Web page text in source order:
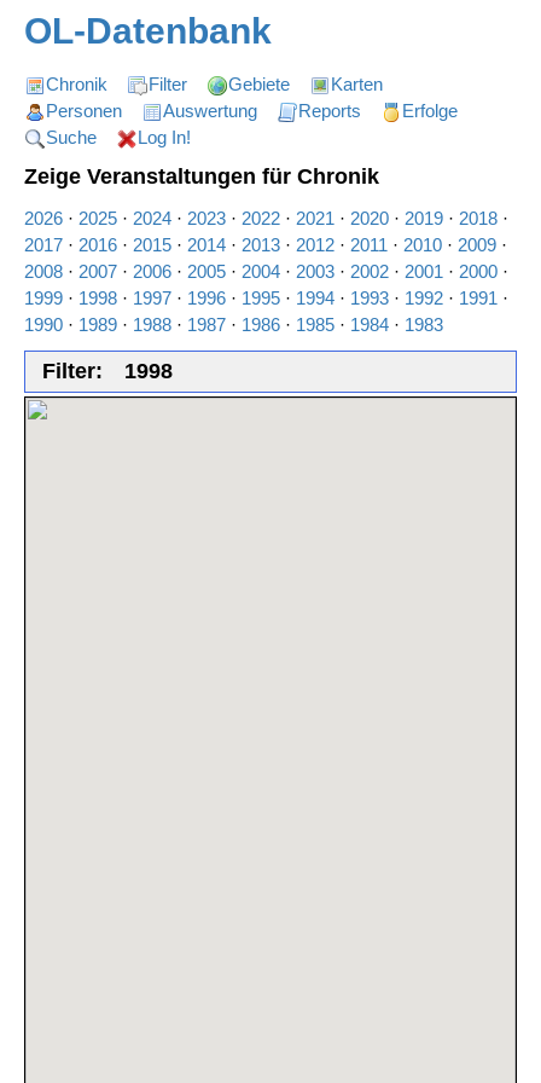
OL-Datenbank
Chronik Filter Gebiete
Karten
Personen
Auswertung Reports
Erfolge
Suche
Log In!
Zeige Veranstaltungen für Chronik
2026 · 2025 · 2024 · 2023 · 2022 · 2021 · 2020 · 2019 · 2018 ·
2017 · 2016 · 2015 · 2014 · 2013 · 2012 · 2011 · 2010 · 2009 ·
2008 · 2007 · 2006 · 2005 · 2004 · 2003 · 2002 · 2001 · 2000 ·
1999 · 1998 · 1997 · 1996 · 1995 · 1994 · 1993 · 1992 · 1991 ·
1990 · 1989 · 1988 · 1987 · 1986 · 1985 · 1984 · 1983
Filter: 1998